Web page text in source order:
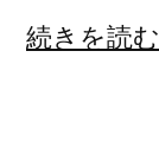
“【告
続きを読む